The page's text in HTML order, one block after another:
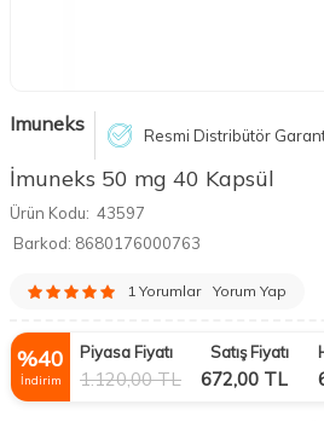
Imuneks Resmi Distribütör
İmuneks 50 mg 40 Kapsül
Ürün Kodu: 43597
Barkod: 8680176000763
1 Yorumlar Yorum Yap
%40
İndirim
Piyasa Fiyatı
1.120,00TL
Satış Fiyatı
672,00 TL